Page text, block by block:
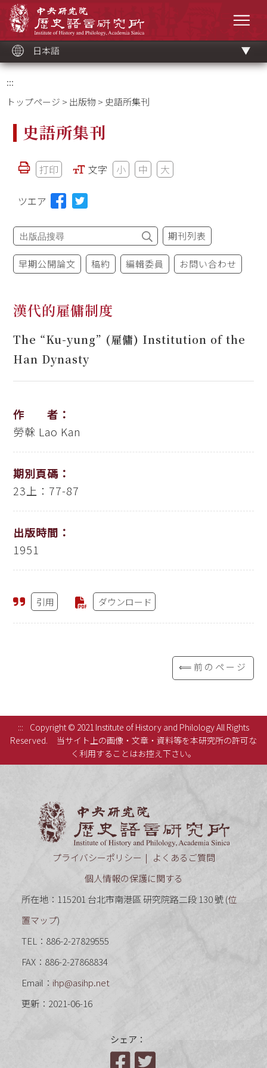
ッ
ク
日本語
:::
トップページ > 出版物 > 史語所集刊
史語所集刊
打印 文字 小 中 大
ツエア
期刊列表
早期公開論文 稿約 編輯委員 お問い合わせ
漢代的雇傭制度
The “Ku-yung” (雇傭) Institution of the
Han Dynasty
作 者：
勞榦 Lao Kan
期別頁碼：
23上：77-87
出版時間：
1951
引用 ダウンロード
⟸前のページ
:::
Copyright © 2021 Institute of History and Philology All Rights
Reserved.
当サイト上の画像・文章・資料等を本研究所の許可な
く利用することはお控え下さい。
プライバシーポリシー
よくあるご質問
個人情報の保護に関する
所在地：115201 台北市南港區 研究院路二段 130 號 (位
置マップ)
TEL：886-2-27829555
FAX：886-2-27868834
Email： ihp@asihp.net
更新：2021-06-16
シェア：
Facebook